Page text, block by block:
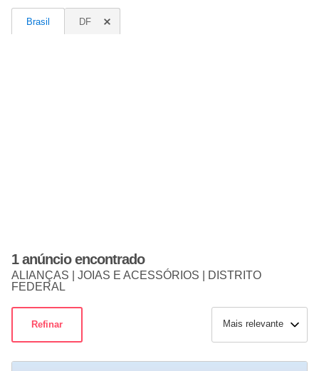
Brasil DF
1 anúncio encontrado
ALIANÇAS | JOIAS E ACESSÓRIOS | DISTRITO
FEDERAL
Refinar Mais relevante